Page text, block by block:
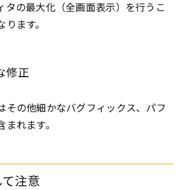
タの最大化（全画面表示）を行うこ
ます。
修正
その他細かなバグフィックス、パフ
れます。
注意